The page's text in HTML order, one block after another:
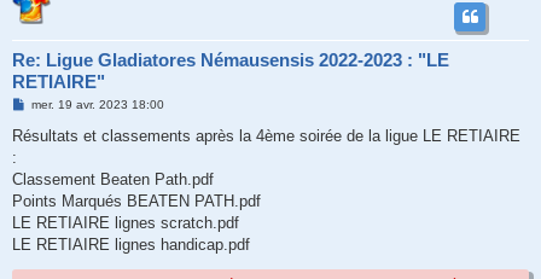
Re: Ligue Gladiatores Némausensis 2022-2023 : "LE
RETIAIRE"
M
s
g
mer. 19 avr. 2023 18:00
Résultats et classements après la 4ème soirée de la ligue LE RETIAIRE
:
Classement Beaten Path.pdf
Points Marqués BEATEN PATH.pdf
LE RETIAIRE lignes scratch.pdf
LE RETIAIRE lignes handicap.pdf